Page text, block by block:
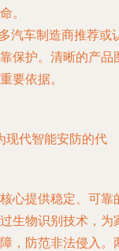
。
汽车制造商推荐或
保护。清晰的产品
要依据。
现代智能安防的代
心提供稳定、可靠
生物识别技术，为
，防范非法侵入。